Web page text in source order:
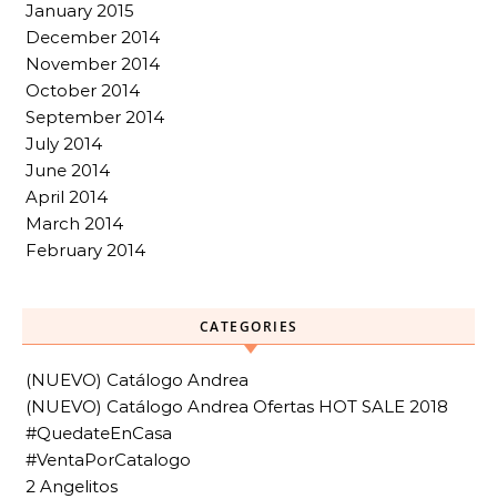
January 2015
December 2014
November 2014
October 2014
September 2014
July 2014
June 2014
April 2014
March 2014
February 2014
CATEGORIES
(NUEVO) Catálogo Andrea
(NUEVO) Catálogo Andrea Ofertas HOT SALE 2018
#QuedateEnCasa
#VentaPorCatalogo
2 Angelitos